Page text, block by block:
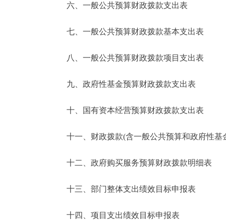
ENGLISH
六、一般公共预算财政拨款支出表
七、一般公共预算财政拨款基本支出表
八、一般公共预算财政拨款项目支出表
九、政府性基金预算财政拨款支出表
十、国有资本经营预算财政拨款支出表
十一、财政拨款(含一般公共预算和政府性基
十二、政府购买服务预算财政拨款明细表
十三、部门整体支出绩效目标申报表
十四、项目支出绩效目标申报表